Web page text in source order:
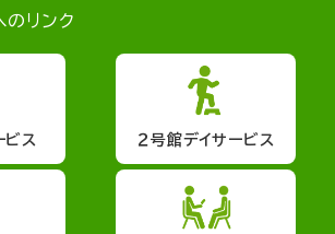
のリンク
ビス ２号館デイサービス